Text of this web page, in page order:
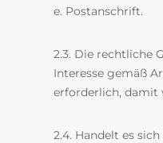
e. Postanschrift.
2.3. Die rechtliche
Interesse gemäß
erforderlich, damit
2.4. Handelt es